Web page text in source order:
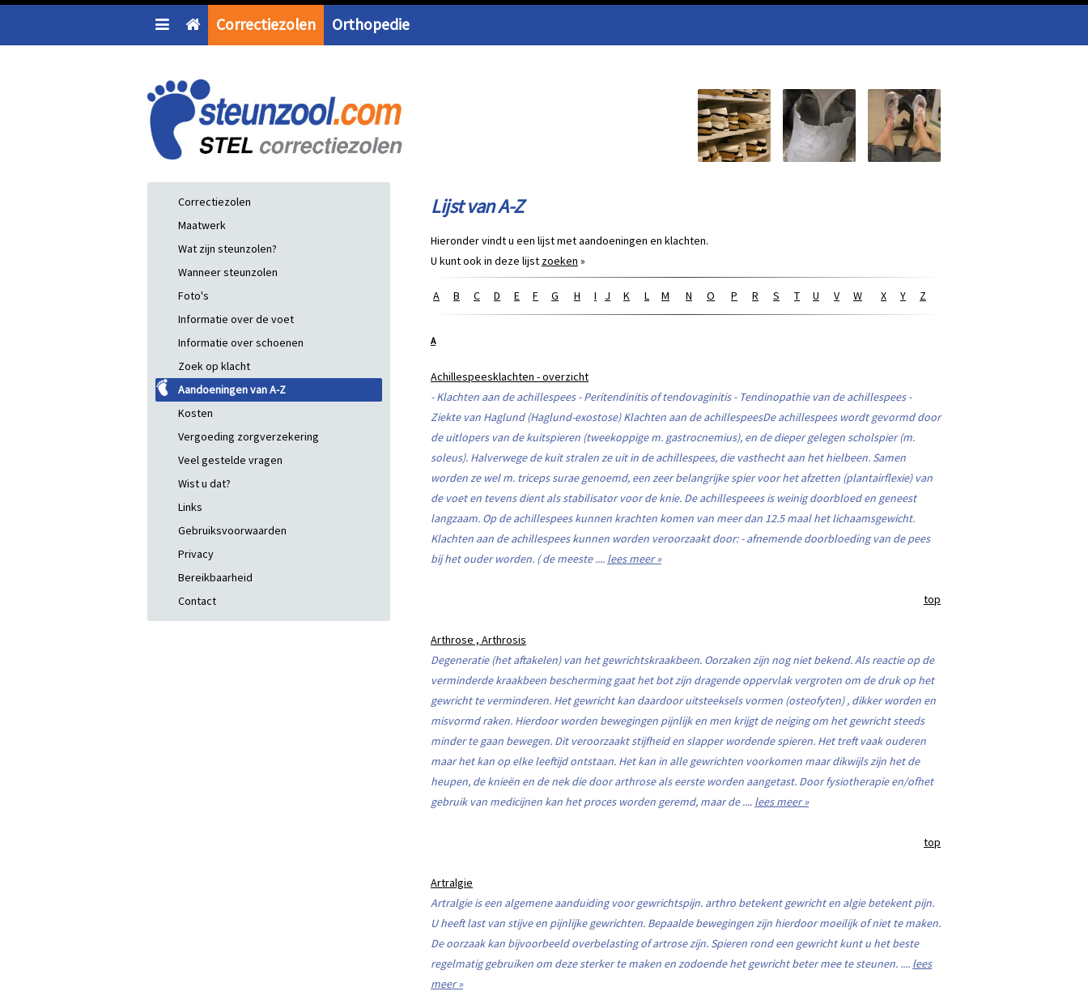
Correctiezolen Orthopedie
Lijst van A-Z
Hieronder vindt u een lijst met aandoeningen en klachten.
U kunt ook in deze lijst zoeken »
A B C D E F G H I J K L M N O P R S T U V W X Y Z
A
Achillespeesklachten - overzicht
- Klachten aan de achillespees - Peritendinitis of tendovaginitis - Tendinopathie van de achillespees -
Ziekte van Haglund (Haglund-exostose) Klachten aan de achillespeesDe achillespees wordt gevormd door
de uitlopers van de kuitspieren (tweekoppige m. gastrocnemius), en de dieper gelegen scholspier (m.
soleus). Halverwege de kuit stralen ze uit in de achillespees, die vasthecht aan het hielbeen. Samen
worden ze wel m. triceps surae genoemd, een zeer belangrijke spier voor het afzetten (plantairflexie) van
de voet en tevens dient als stabilisator voor de knie. De achillespeees is weinig doorbloed en geneest
langzaam. Op de achillespees kunnen krachten komen van meer dan 12.5 maal het lichaamsgewicht.
Klachten aan de achillespees kunnen worden veroorzaakt door: - afnemende doorbloeding van de pees
bij het ouder worden. ( de meeste .... lees meer »
top
Arthrose , Arthrosis
Degeneratie (het aftakelen) van het gewrichtskraakbeen. Oorzaken zijn nog niet bekend. Als reactie op de
verminderde kraakbeen bescherming gaat het bot zijn dragende oppervlak vergroten om de druk op het
gewricht te verminderen. Het gewricht kan daardoor uitsteeksels vormen (osteofyten) , dikker worden en
misvormd raken. Hierdoor worden bewegingen pijnlijk en men krijgt de neiging om het gewricht steeds
minder te gaan bewegen. Dit veroorzaakt stijfheid en slapper wordende spieren. Het treft vaak ouderen
maar het kan op elke leeftijd ontstaan. Het kan in alle gewrichten voorkomen maar dikwijls zijn het de
heupen, de knieën en de nek die door arthrose als eerste worden aangetast. Door fysiotherapie en/ofhet
gebruik van medicijnen kan het proces worden geremd, maar de .... lees meer »
top
Artralgie
Artralgie is een algemene aanduiding voor gewrichtspijn. arthro betekent gewricht en algie betekent pijn.
U heeft last van stijve en pijnlijke gewrichten. Bepaalde bewegingen zijn hierdoor moeilijk of niet te maken.
De oorzaak kan bijvoorbeeld overbelasting of artrose zijn. Spieren rond een gewricht kunt u het beste
regelmatig gebruiken om deze sterker te maken en zodoende het gewricht beter mee te steunen. .... lees
meer »
Correctiezolen
Maatwerk
Wat zijn steunzolen?
Wanneer steunzolen
Foto's
Informatie over de voet
Informatie over schoenen
Zoek op klacht
Aandoeningen van A-Z
Kosten
Vergoeding zorgverzekering
Veel gestelde vragen
Wist u dat?
Links
Gebruiksvoorwaarden
Privacy
Bereikbaarheid
Contact